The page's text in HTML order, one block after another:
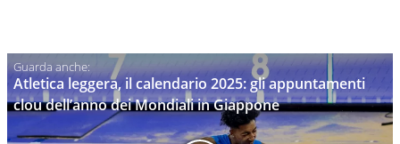
Atletica leggera, il calendario 2025: gli appuntamenti
clou dell’anno dei Mondiali in Giappone